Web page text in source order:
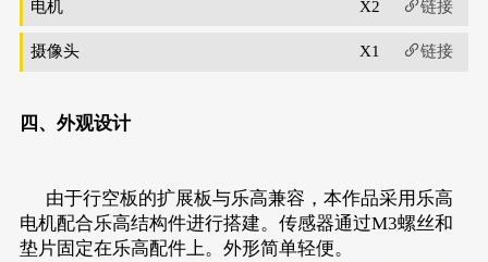
电机 X2 链接
摄像头 X1 链接
四、外观设计
由于行空板的扩展板与乐高兼容，本作品采用乐高
电机配合乐高结构件进行搭建。传感器通过M3螺丝和
垫片固定在乐高配件上。外形简单轻便。